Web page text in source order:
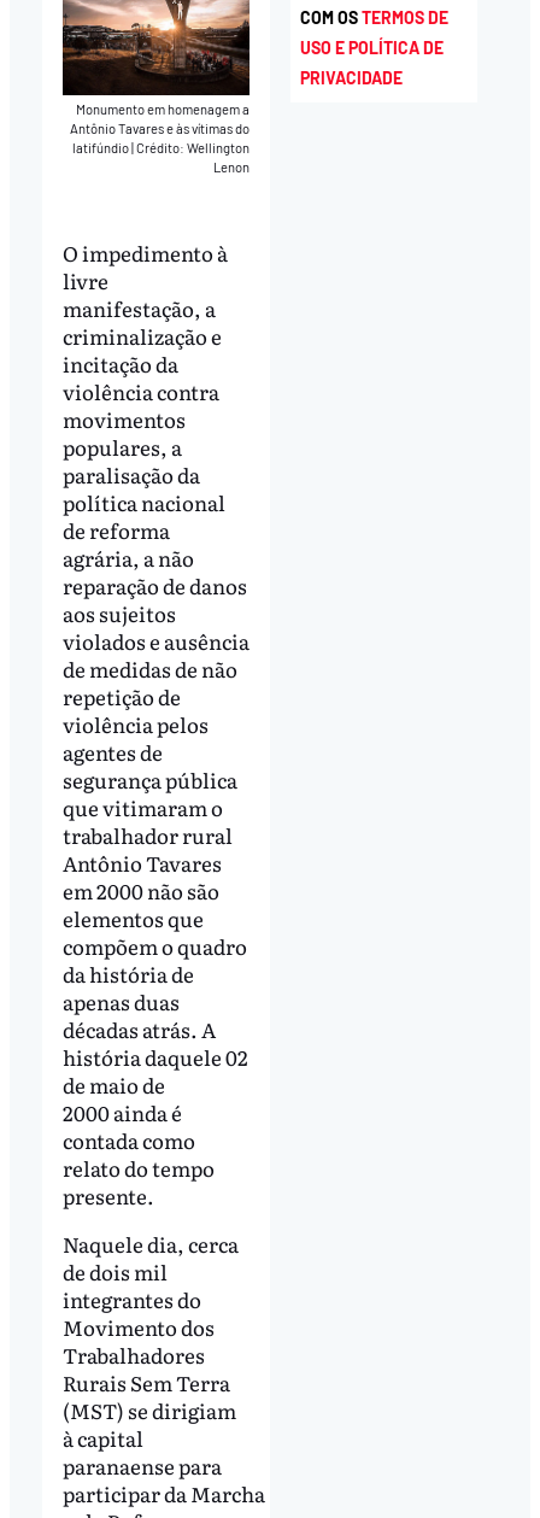
Monumento em homenagem a
Antônio Tavares e às vítimas do
latifúndio Crédito: Wellington
Lenon
O impedimento à
livre
manifestação, a
criminalização e
incitação da
violência contra
movimentos
populares, a
paralisação da
política nacional
de reforma
agrária, a não
reparação de danos
aos sujeitos
violados e ausência
de medidas de não
repetição de
violência pelos
agentes de
segurança pública
que vitimaram o
trabalhador rural
Antônio Tavares
em 2000 não são
elementos que
compõem o quadro
da história de
apenas duas
décadas atrás. A
história daquele 02
de maio de
2000 ainda é
contada como
relato do tempo
presente.
Naquele dia, cerca
de dois mil
integrantes do
Movimento dos
Trabalhadores
Rurais Sem Terra
(MST) se dirigiam
à capital
paranaense para
participar da Marcha
COM OSTERMOS DE
USO E POLÍTICA DE
PRIVACIDADE